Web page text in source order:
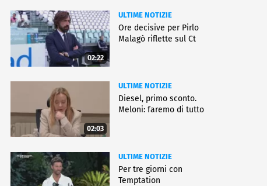
02:22
ULTIME NOTIZIE
Ore decisive per Pirlo
Malagò riflette sul Ct
02:03
ULTIME NOTIZIE
Diesel, primo sconto.
Meloni: faremo di tutto
ULTIME NOTIZIE
Per tre giorni con
Temptation